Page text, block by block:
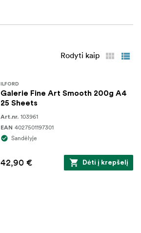
Rodyti kaip
ILFORD
Galerie Fine Art Smooth 200g A4
25 Sheets
Art.nr. 103961
EAN 4027501197301
Sandėlyje
42,90 € Dėti į krepšelį